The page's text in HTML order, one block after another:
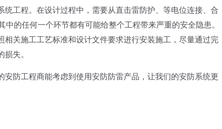
工程。在设计过程中，需要从直击雷防护、等电位连接、合
的任何一个环节都有可能给整个工程带来严重的安全隐患。
关施工工艺标准和设计文件要求进行安装施工，尽量通过完
失。
防工程商能考虑到使用安防防雷产品，让我们的安防系统更